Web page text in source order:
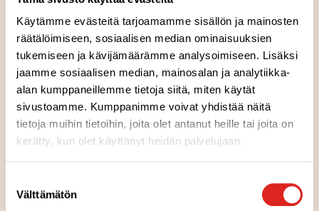
Käytämme evästeitä tarjoamamme sisällön ja mainosten
räätälöimiseen, sosiaalisen median ominaisuuksien
tukemiseen ja kävijämäärämme analysoimiseen. Lisäksi
jaamme sosiaalisen median, mainosalan ja analytiikka-
alan kumppaneillemme tietoja siitä, miten käytät
sivustoamme. Kumppanimme voivat yhdistää näitä
tietoja muihin tietoihin, joita olet antanut heille tai joita on
kerätty, kun olet käyttänyt heidän palvelujaan.
valinta
Välttämätön
Kuumennusohje
Säilytysohje
Valmistuspaikka